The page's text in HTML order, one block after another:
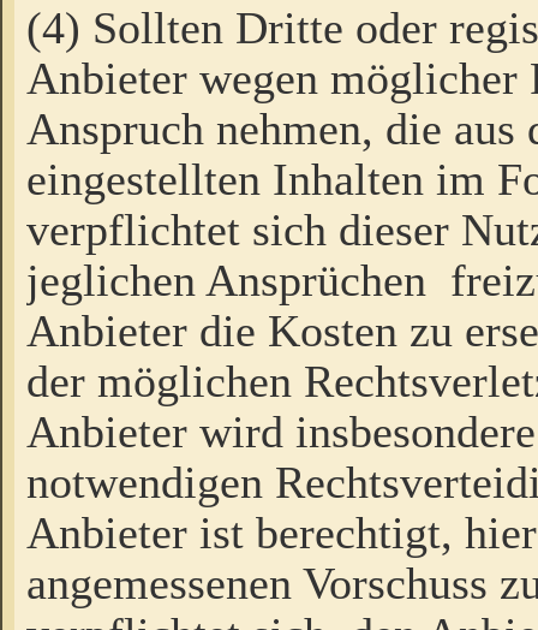
(4) Sollten Dritte oder
Anbieter wegen möglicher
Anspruch nehmen, die
eingestellten Inhalten im
verpflichtet sich dieser
jeglichen Ansprüchen
Anbieter die Kosten zu
der möglichen
Anbieter wird
notwendigen
Anbieter ist berechtigt,
angemessenen Vorschuss